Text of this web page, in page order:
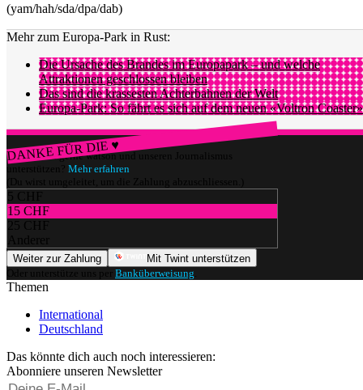
(yam/hah/sda/dpa/dab)
Mehr zum Europa-Park in Rust:
Die Ursache des Brandes im Europapark – und welche
Attraktionen geschlossen bleiben
Das sind die krassesten Achterbahnen der Welt
Europa-Park: So fährt es sich auf dem neuen «Voltron Coaster»
DANKE FÜR DIE ♥
Würdest du gerne watson und unseren Journalismus
unterstützen? Mehr erfahren
(Du wirst umgeleitet, um die Zahlung abzuschliessen.)
5 CHF
15 CHF
25 CHF
Anderer
Weiter zur Zahlung
Mit Twint unterstützen
Oder unterstütze uns per Banküberweisung
Themen
International
Deutschland
Das könnte dich auch noch interessieren:
Abonniere unseren Newsletter